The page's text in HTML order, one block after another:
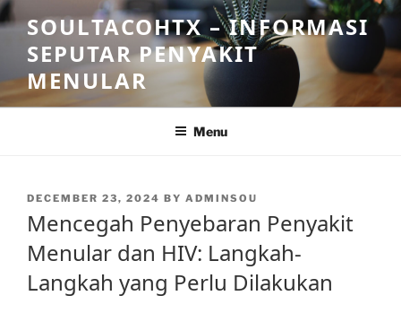
Skip
to
content
SOULTACOHTX – INFORMASI
SEPUTAR PENYAKIT
MENULAR
Menu
POSTED
DECEMBER 23, 2024 BY ADMINSOU
Mencegah Penyebaran Penyakit
Menular dan HIV: Langkah-
Langkah yang Perlu Dilakukan